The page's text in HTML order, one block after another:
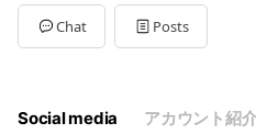
Chat Posts
Social media アカウント紹